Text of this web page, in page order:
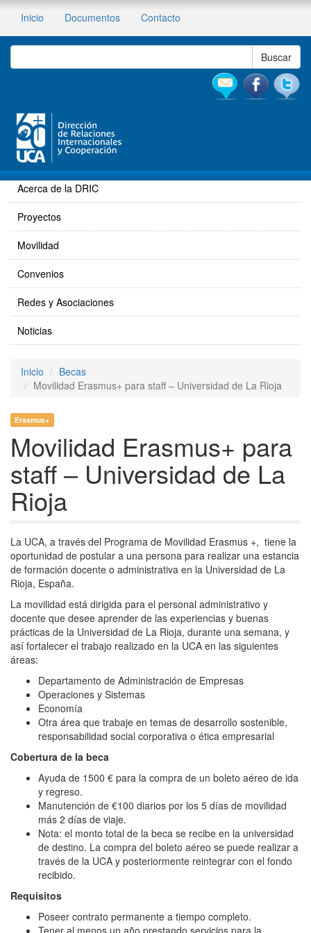
Inicio Documentos Contacto
Acerca de la DRIC
Proyectos
Movilidad
Convenios
Redes y Asociaciones
Noticias
Inicio
Becas
Movilidad Erasmus+ para staff – Universidad de La Rioja
Erasmus+
Movilidad Erasmus+ para
staff – Universidad de La
Rioja
La UCA, a través del Programa de Movilidad Erasmus +, tiene la
oportunidad de postular a una persona para realizar una estancia
de formación docente o administrativa en la Universidad de La
Rioja, España.
La movilidad está dirigida para el personal administrativo y
docente que desee aprender de las experiencias y buenas
prácticas de la Universidad de La Rioja, durante una semana, y
así fortalecer el trabajo realizado en la UCA en las siguientes
áreas:
Departamento de Administración de Empresas
Operaciones y Sistemas
Economía
Otra área que trabaje en temas de desarrollo sostenible,
responsabilidad social corporativa o ética empresarial
Cobertura de la beca
Ayuda de 1500 € para la compra de un boleto aéreo de ida
y regreso.
Manutención de €100 diarios por los 5 días de movilidad
más 2 días de viaje.
Nota: el monto total de la beca se recibe en la universidad
de destino. La compra del boleto aéreo se puede realizar a
través de la UCA y posteriormente reintegrar con el fondo
recibido.
Requisitos
Poseer contrato permanente a tiempo completo.